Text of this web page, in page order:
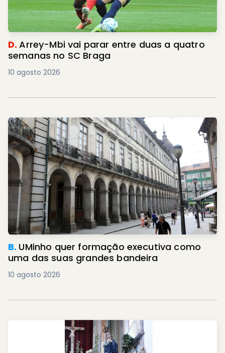
D.Arrey-Mbi vai parar entre duas a quatro
semanas no SC Braga
10 agosto 2026
B. UMinho quer formação executiva como
uma das suas grandes bandeira
10 agosto 2026